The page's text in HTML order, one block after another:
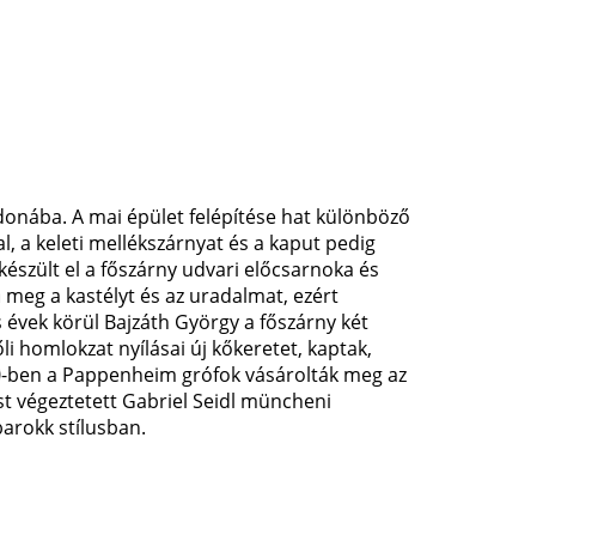
A mai épület felépítése hat különböző
a keleti mellékszárnyat és a kaput pedig
el a főszárny udvari előcsarnoka és
a kastélyt és az uradalmat, ezért
körül Bajzáth György a főszárny két
homlokzat nyílásai új kőkeretet, kaptak,
a Pappenheim grófok vásárolták meg az
végeztetett Gabriel Seidl müncheni
stílusban.